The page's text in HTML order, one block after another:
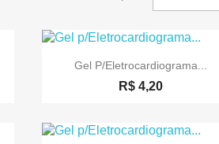
 Visualização rápida
Gel P/Eletrocardiograma...
R$ 4,20